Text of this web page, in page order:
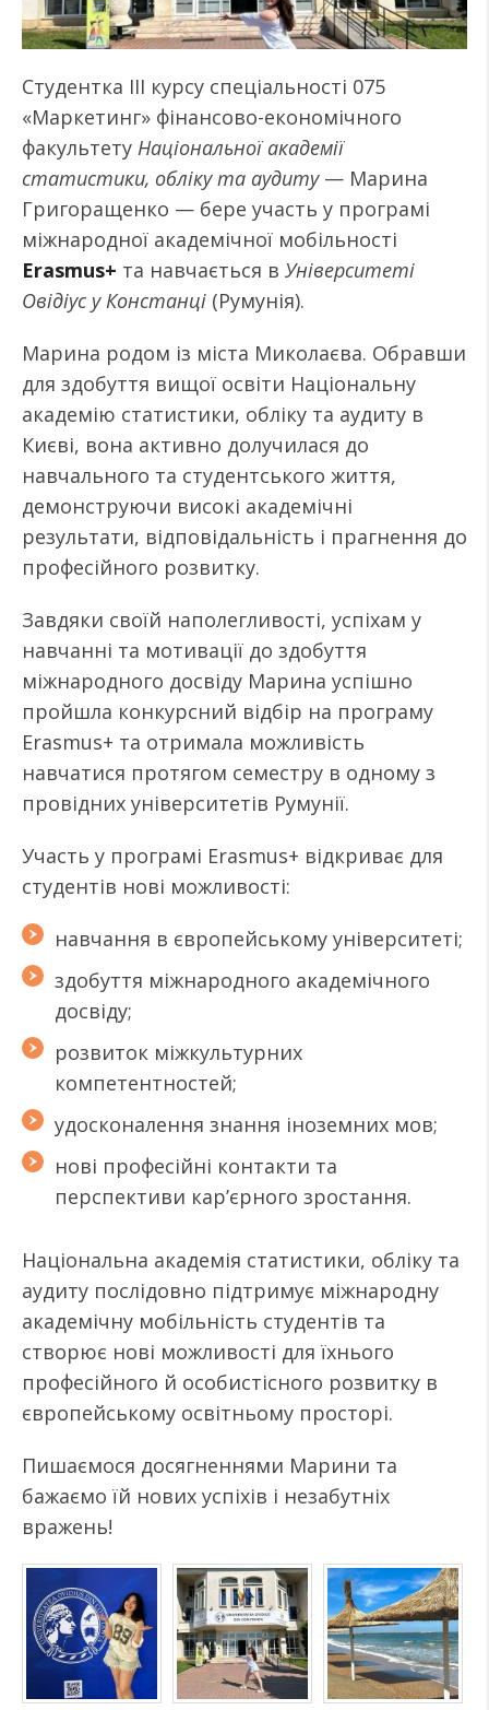
Студентка ІІІ курсу спеціальності 075
«Маркетинг» фінансово-економічного
факультету Національної академії
статистики, обліку та аудиту— Марина
Григоращенко — бере участь у програмі
міжнародної академічної мобільності
Erasmus+ та навчається в Університеті
Овідіус у Констанці (Румунія).
Марина родом із міста Миколаєва. Обравши
для здобуття вищої освіти Національну
академію статистики, обліку та аудиту в
Києві, вона активно долучилася до
навчального та студентського життя,
демонструючи високі академічні
результати, відповідальність і прагнення до
професійного розвитку.
Завдяки своїй наполегливості, успіхам у
навчанні та мотивації до здобуття
міжнародного досвіду Марина успішно
пройшла конкурсний відбір на програму
Erasmus+ та отримала можливість
навчатися протягом семестру в одному з
провідних університетів Румунії.
Участь у програмі Erasmus+ відкриває для
студентів нові можливості:
навчання в європейському університеті;
здобуття міжнародного академічного
досвіду;
розвиток міжкультурних
компетентностей;
удосконалення знання іноземних мов;
нові професійні контакти та
перспективи кар’єрного зростання.
Національна академія статистики, обліку та
аудиту послідовно підтримує міжнародну
академічну мобільність студентів та
створює нові можливості для їхнього
професійного й особистісного розвитку в
європейському освітньому просторі.
Пишаємося досягненнями Марини та
бажаємо їй нових успіхів і незабутніх
вражень!